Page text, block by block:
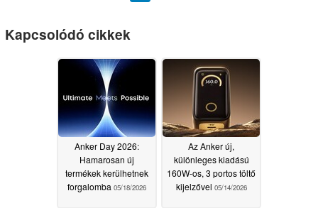
Kapcsolódó cikkek
Anker Day 2026:
Hamarosan új
termékek kerülhetnek
forgalomba 05/18/2026
Az Anker új,
különleges kiadású
160W-os, 3 portos töltő
kijelzővel 05/14/2026